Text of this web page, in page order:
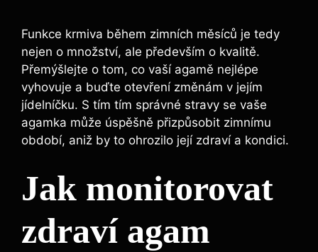
Funkce krmiva během zimních měsíců je tedy
nejen o množství, ale především o kvalitě.
Přemýšlejte o tom, co vaší agamě nejlépe
vyhovuje a buďte otevření změnám v jejím
jídelníčku. S tím tím správné stravy se vaše
agamka může úspěšně přizpůsobit zimnímu
období, aniž by to ohrozilo její zdraví a kondici.
Jak monitorovat
zdraví agam